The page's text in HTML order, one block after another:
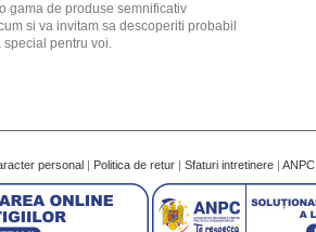
gama de produse semnificativ
si va invitam sa descoperiti probabil
pentru voi.
personal Politica de retur Sfaturi intretinere ANPC